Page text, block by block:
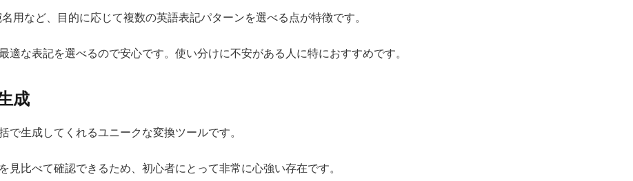
用など、目的に応じて複数の英語表記パターンを選べる点が特徴です。
な表記を選べるので安心です。使い分けに不安がある人に特におすすめです。
成
で生成してくれるユニークな変換ツールです。
比べて確認できるため、初心者にとって非常に心強い存在です。